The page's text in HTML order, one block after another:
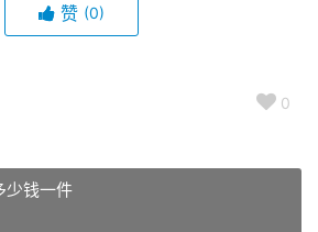
赞 (0)
0
少钱一件